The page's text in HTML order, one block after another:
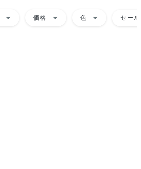
arrow_drop_down 価格 arrow_drop_down 色 arrow_drop_down セール